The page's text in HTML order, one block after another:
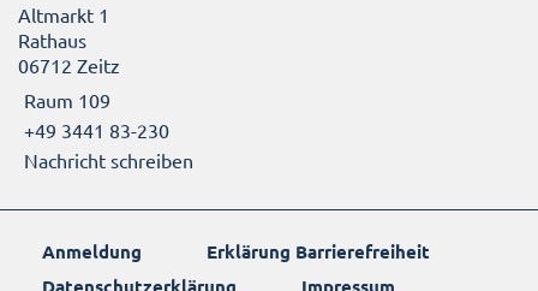
Altmarkt 1
Rathaus
06712 Zeitz
Raum 109
+49 3441 83-230
Nachricht schreiben
Anmeldung
Erklärung Barrierefreiheit
Datenschutzerklärung
Impressum